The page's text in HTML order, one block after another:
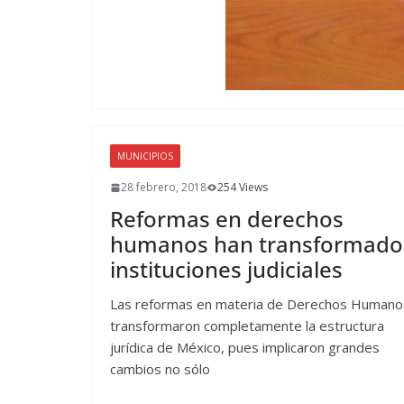
MUNICIPIOS
28 febrero, 2018 254 Views
Reformas en derechos
humanos han transformado
instituciones judiciales
Las reformas en materia de Derechos
transformaron completamente la estructura
jurídica de México, pues implicaron grandes
cambios no sólo